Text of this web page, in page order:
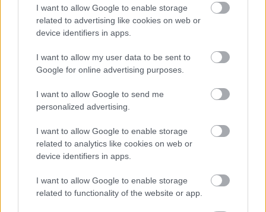
I want to allow Google to enable storage
related to advertising like cookies on web or
device identifiers in apps.
I want to allow my user data to be sent to
Google for online advertising purposes.
I want to allow Google to send me
personalized advertising.
I want to allow Google to enable storage
related to analytics like cookies on web or
device identifiers in apps.
I want to allow Google to enable storage
related to functionality of the website or app.
Tras varios años de idas y venidas
ya es oficial, Kylian Mbappé es
nuevo jugador del Real Madrid. El
equipo con el crack francés.
¿Claro candidato a MVP Comunio
¿Recomendable en Comunio?
El joven Uche refuerza la medular del Getafe, debilitada tras
por su capacidad para recuperar balones y poderío físico,
unas cualidades que le puede venir bien al estilo de juego